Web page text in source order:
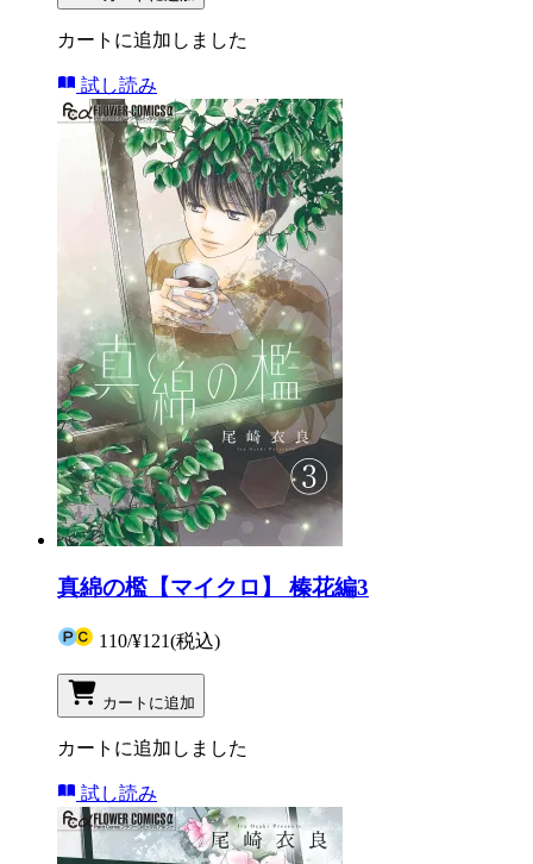
カートに追加しました
試し読み
真綿の檻【マイクロ】 榛花編3
110/¥121(税込)
カートに追加
カートに追加しました
試し読み